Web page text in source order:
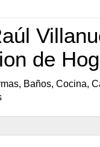
de
Baños, Cocina,